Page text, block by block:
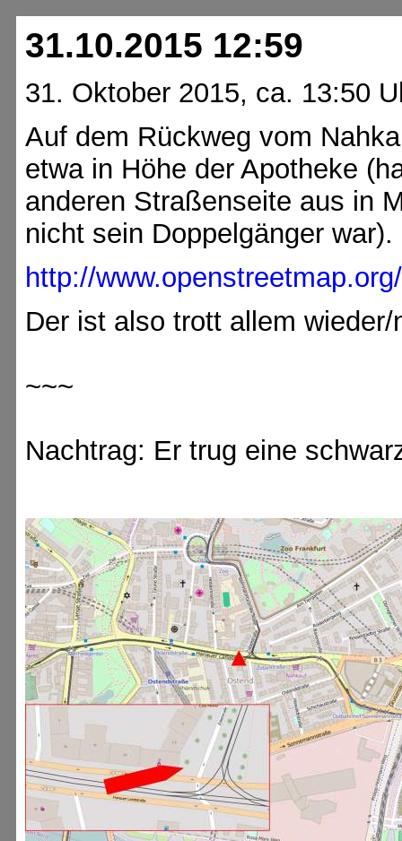
31.10.2015 12:59
31. Oktober 2015, ca. 13:50
Auf dem Rückweg vom
etwa in Höhe der Apotheke
anderen Straßenseite aus in
nicht sein Doppelgänger war).
http://
Der ist also trott allem
~~~
Nachtrag: Er trug eine